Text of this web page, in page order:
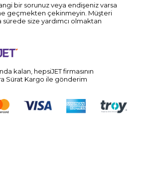
bir sorunuz veya endişeniz varsa
geçmekten çekinmeyin. Müşteri
sürede size yardımcı olmaktan
kalan, hepsiJET firmasının
Sürat Kargo ile gönderim